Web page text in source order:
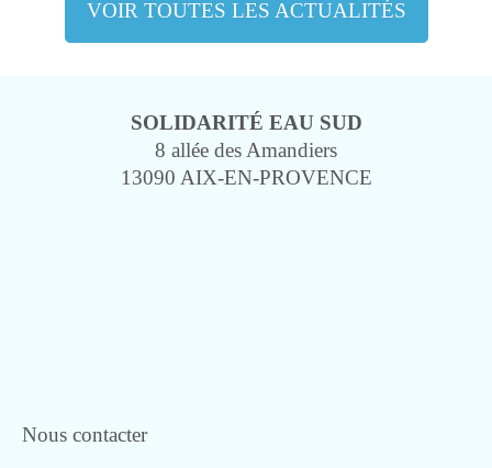
VOIR TOUTES LES ACTUALITÉS
SOLIDARITÉ EAU SUD
8 allée des Amandiers
13090 AIX-EN-PROVENCE
Nous contacter